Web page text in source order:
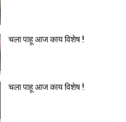
चला पाहू आज काय विशेष !
चला पाहू आज काय विशेष !